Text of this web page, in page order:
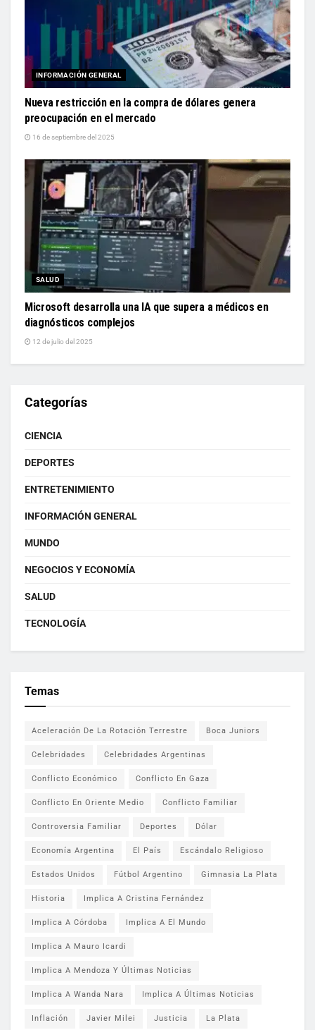
INFORMACIÓN GENERAL
Nueva restricción en la compra de dólares genera
preocupación en el mercado
16 de septiembre del 2025
SALUD
Microsoft desarrolla una IA que supera a médicos en
diagnósticos complejos
12 de julio del 2025
Categorías
CIENCIA
DEPORTES
ENTRETENIMIENTO
INFORMACIÓN GENERAL
MUNDO
NEGOCIOS Y ECONOMÍA
SALUD
TECNOLOGÍA
Temas
Aceleración De La Rotación Terrestre Boca Juniors
Celebridades Celebridades Argentinas
Conflicto Económico Conflicto En Gaza
Conflicto En Oriente Medio Conflicto Familiar
Controversia Familiar Deportes Dólar
Economía Argentina El País Escándalo Religioso
Estados Unidos Fútbol Argentino Gimnasia La Plata
Historia Implica A Cristina Fernández
Implica A Córdoba Implica A El Mundo
Implica A Mauro Icardi
Implica A Mendoza Y Últimas Noticias
Implica A Wanda Nara Implica A Últimas Noticias
Inflación Javier Milei Justicia La Plata